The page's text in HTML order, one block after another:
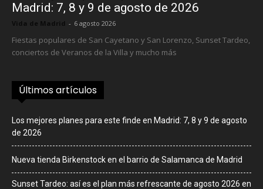
Madrid: 7, 8 y 9 de agosto de 2026
Vida de Madrid - 6 agosto 2026
Fiestas populares de San Cayetano y San Lorenzo, Sunset Tardeo,
conciertos de Veranos de la Villa y mucho más
Últimos artículos
Los mejores planes para este finde en Madrid: 7, 8 y 9 de agosto
de 2026
Nueva tienda Birkenstock en el barrio de Salamanca de Madrid
Sunset Tardeo: así es el plan más refrescante de agosto 2026 en